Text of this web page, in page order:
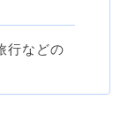
行などの